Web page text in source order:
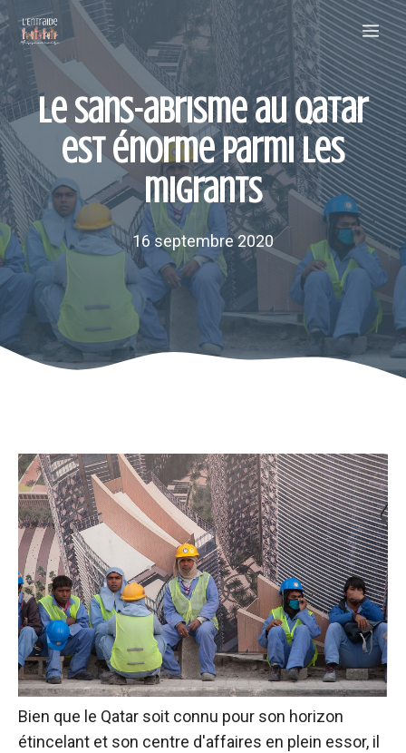
Aller
au
contenu
Le sans-abrisme au Qatar
est énorme parmi les
migrants
16 septembre 2020
Bien que le Qatar soit connu pour son horizon
étincelant et son centre d'affaires en plein essor, il